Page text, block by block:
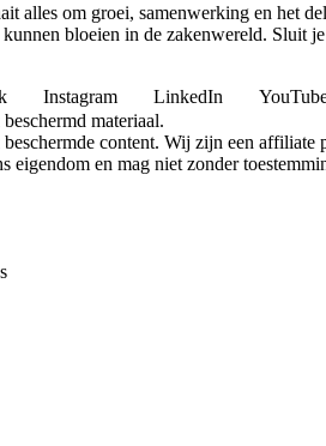
alles om groei, samenwerking en het
bloeien in de zakenwereld. Sluit
Instagram LinkedIn
materiaal.
content. Wij zijn een affiliate
eigendom en mag niet zonder